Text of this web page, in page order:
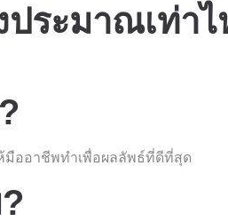
ระมาณเท่าไ
มืออาชีพทำเพื่อผลลัพธ์ที่ดีที่สุด